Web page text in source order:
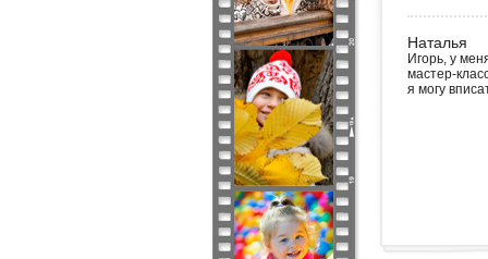
Наталья
Игорь, у
мастер-
я могу